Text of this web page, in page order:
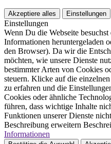
Akzeptiere alles Einstellungen
Einstellungen
Wenn Du die Webseite
Informationen heruntergeladen
den Browser). Da wir die
möchten, wie unsere Dienste
bestimmter Arten von Cookies
steuern. Klicke auf die
zu erfahren und die
Cookies oder ähnliche
führen, dass wichtige Inhalte
Funktionen unserer Dienste
Beschreibung erweitern
Informationen